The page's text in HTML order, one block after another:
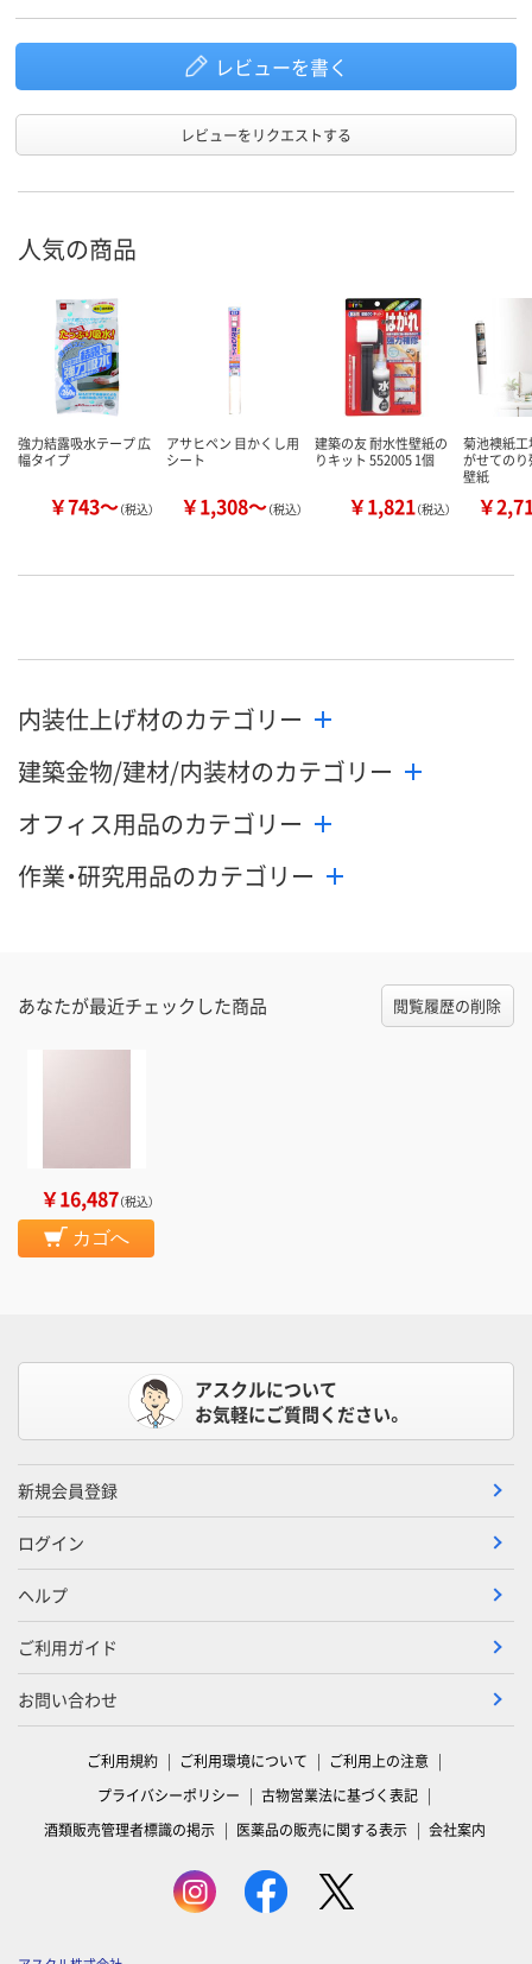
レビューを書く
レビューをリクエストする
人気の商品
強力結露吸水テープ 広
幅タイプ
￥743～（税込）
アサヒペン 目かくし用
シート
￥1,308～（税込）
建築の友 耐水性壁紙の
りキット 552005 1個
￥1,821（税込）
菊池襖紙
がせての
壁紙
￥
内装仕上げ材のカテゴリー
建築金物/建材/内装材のカテゴリー
オフィス用品のカテゴリー
作業・研究用品のカテゴリー
あなたが最近チェックした商品 閲覧履歴の削除
￥16,487（税込）
カゴへ
アスクルについて
お気軽にご質問ください。
新規会員登録
ログイン
ヘルプ
ご利用ガイド
お問い合わせ
ご利用規約 ご利用環境について
ご利用上の注意
プライバシーポリシー
古物営業法に基づく表記
酒類販売管理者標識の掲示
医薬品の販売に関する表示 会社案内